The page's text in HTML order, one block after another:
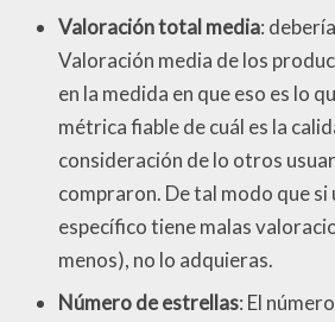
Valoración total media:
Valoración media de los
en la medida en que eso es lo
métrica fiable de cuál es la
consideración de lo otros
compraron. De tal modo que si
específico tiene malas
menos), no lo adquieras.
Número de estrellas: El